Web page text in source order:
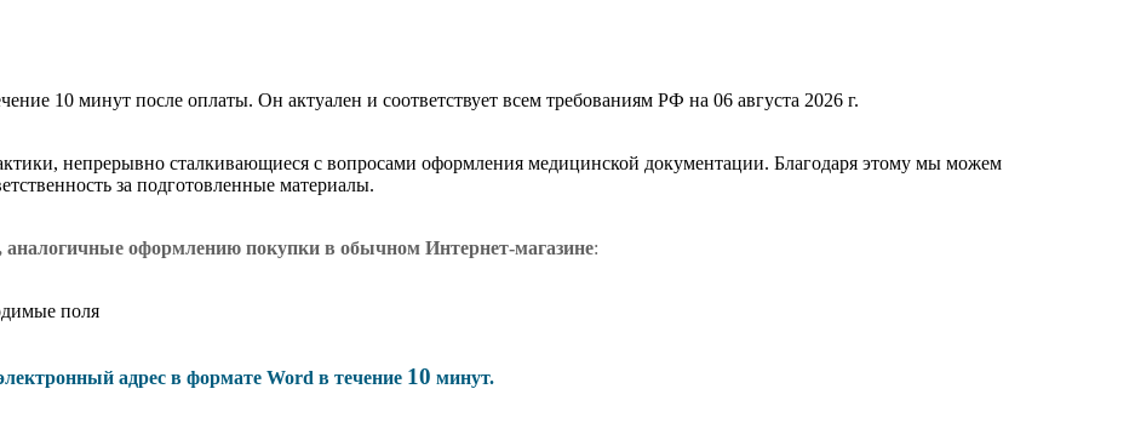
10 минут после оплаты. Он актуален и соответствует всем требованиям РФ на 06 августа 2026 г.
непрерывно сталкивающиеся с вопросами оформления медицинской документации. Благодаря этому мы можем
за подготовленные материалы.
оформлению покупки в обычном Интернет-магазине:
поля
адрес в формате Word в течение 10 минут.